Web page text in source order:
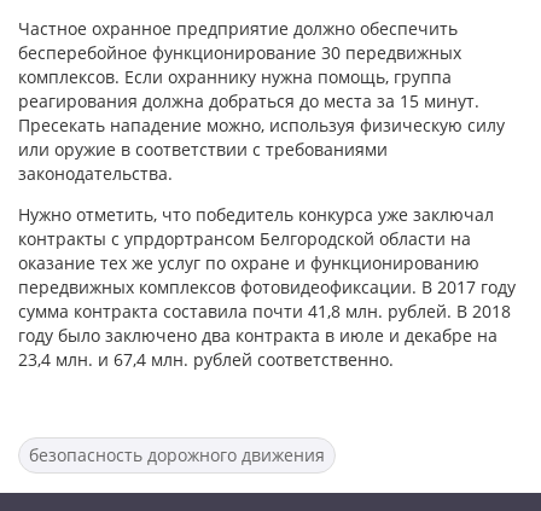
Частное охранное предприятие должно обеспечить
бесперебойное функционирование 30 передвижных
комплексов. Если охраннику нужна помощь, группа
реагирования должна добраться до места за 15 минут.
Пресекать нападение можно, используя физическую силу
или оружие в соответствии с требованиями
законодательства.
Нужно отметить, что победитель конкурса уже заключал
контракты с упрдортрансом Белгородской области на
оказание тех же услуг по охране и функционированию
передвижных комплексов фотовидеофиксации. В 2017 году
сумма контракта составила почти 41,8 млн. рублей. В 2018
году было заключено два контракта в июле и декабре на
23,4 млн. и 67,4 млн. рублей соответственно.
безопасность дорожного движения